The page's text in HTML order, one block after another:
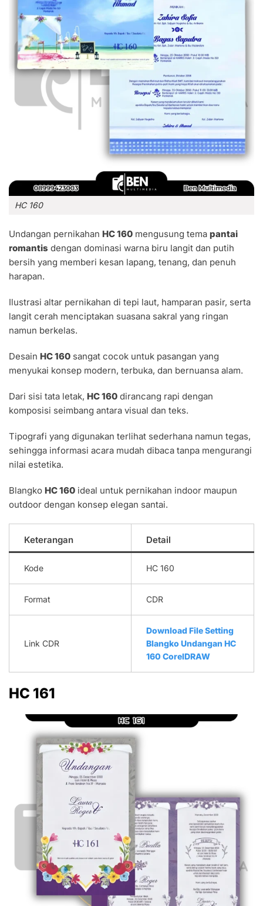
HC 160
Undangan pernikahan HC 160 mengusung tema pantai
romantis dengan dominasi warna biru langit dan putih
bersih yang memberi kesan lapang, tenang, dan penuh
harapan.
Ilustrasi altar pernikahan di tepi laut, hamparan pasir, serta
langit cerah menciptakan suasana sakral yang ringan
namun berkelas.
Desain HC 160 sangat cocok untuk pasangan yang
menyukai konsep modern, terbuka, dan bernuansa alam.
Dari sisi tata letak, HC 160 dirancang rapi dengan
komposisi seimbang antara visual dan teks.
Tipografi yang digunakan terlihat sederhana namun tegas,
sehingga informasi acara mudah dibaca tanpa mengurangi
nilai estetika.
Blangko HC 160 ideal untuk pernikahan indoor maupun
outdoor dengan konsep elegan santai.
Keterangan Detail
Kode HC 160
Format CDR
Link CDR
Download File Setting
Blangko Undangan HC
160 CorelDRAW
HC 161